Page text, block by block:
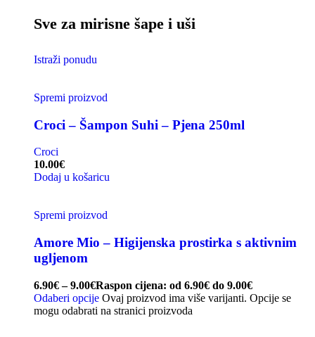
Sve za mirisne šape i uši
Istraži ponudu
Spremi proizvod
Croci – Šampon Suhi – Pjena 250ml
Croci
10.00€
Dodaj u košaricu
Spremi proizvod
Amore Mio – Higijenska prostirka s aktivnim
ugljenom
6.90€ – 9.00€Raspon cijena: od 6.90€ do 9.00€
Odaberi opcije Ovaj proizvod ima više varijanti. Opcije se
mogu odabrati na stranici proizvoda